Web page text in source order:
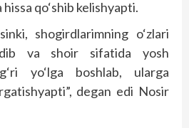
qo‘shib kelishyapti.
shogirdlarimning o‘zlari
va shoir sifatida yosh
yo‘lga boshlab, ularga
degan edi Nosir